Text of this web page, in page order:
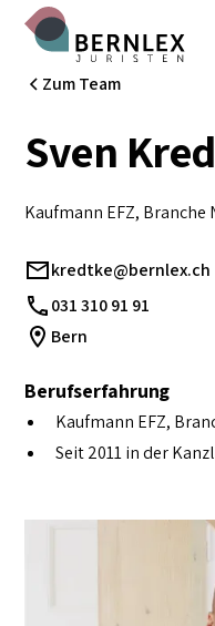
Zum Team
Sven
Kaufmann EFZ,
kredtke@bernlex.ch
031 310 91 91
Bern
Berufserfahrung
Kaufmann EFZ,
Seit 2011 in der